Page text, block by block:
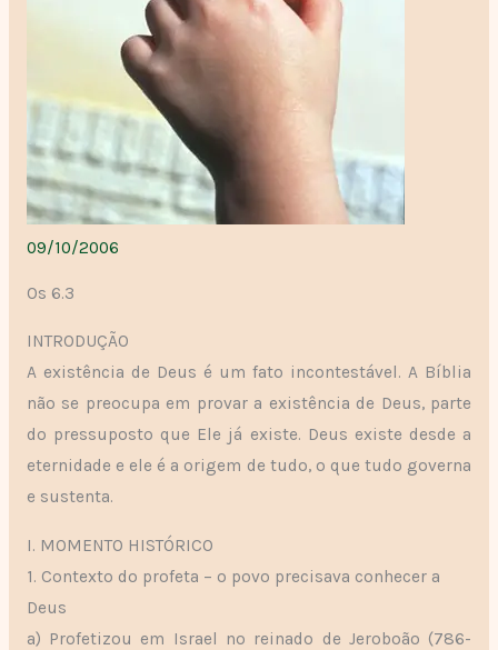
09/10/2006
Os 6.3
INTRODUÇÃO
A existência de Deus é um fato incontestável. A Bíblia
não se preocupa em provar a existência de Deus, parte
do pressuposto que Ele já existe. Deus existe desde a
eternidade e ele é a origem de tudo, o que tudo governa
e sustenta.
I. MOMENTO HISTÓRICO
1. Contexto do profeta – o povo precisava conhecer a
Deus
a) Profetizou em Israel no reinado de Jeroboão (786-